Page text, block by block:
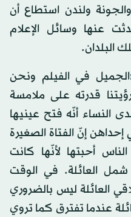
والجونة ولندن استطاع أن
عنها وسائل الإعلام
البلدان.
في الفيلم ونحن
قدرته على ملامسة
النساء أنّه فتح عينيها
إنّ الفتاة الصغيرة
أحبتها لأنّها كانت
شمل العائلة. في الوقت
العائلة ليس بالضروري
عندما تفترق كما تروي